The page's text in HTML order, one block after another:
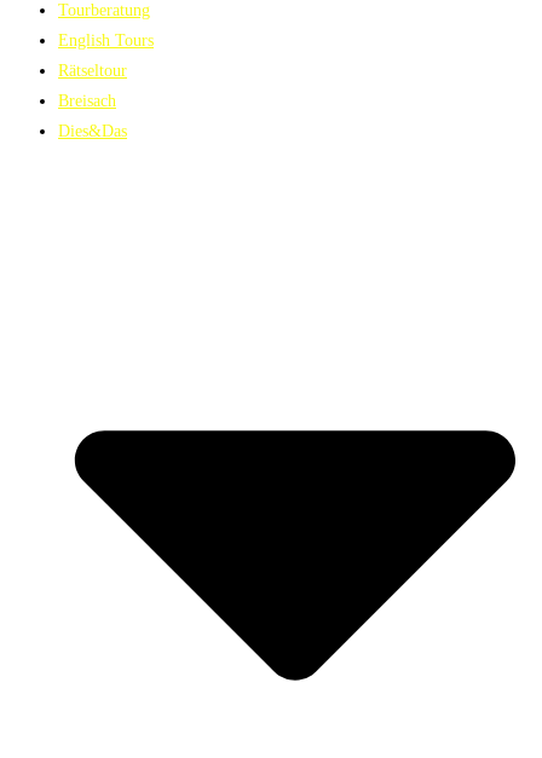
Tourberatung
English Tours
Rätseltour
Breisach
Dies&Das